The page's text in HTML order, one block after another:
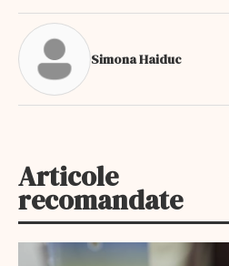
Simona Haiduc
Articole
recomandate